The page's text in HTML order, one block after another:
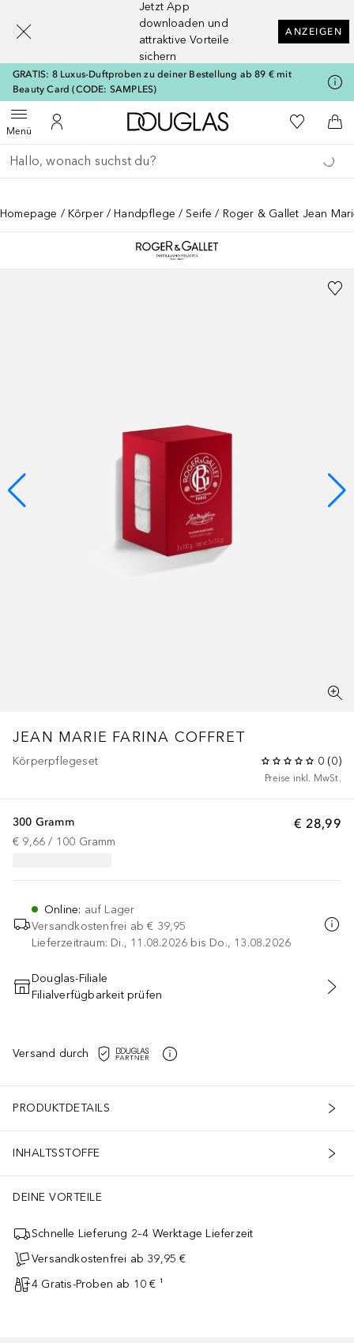
Jetzt App
downloaden und
attraktive Vorteile
sichern
ANZEIGEN
GRATIS: 8 Luxus-Duftproben zu deiner Bestellung ab 89 € mit
Beauty Card (CODE: SAMPLES)
MenüMenü öffnenZu Meinem Kundenkonto
Zur Douglas Startseite
Zu Meiner
Gehe zurück
Suche ausführen
Homepage Körper Handpflege Seife Roger & Gallet Jean
JEAN MARIE FARINA COFFRET
Körperpflegeset 0 (0)
Preise inkl. MwSt.
€ 28,99
300 Gramm
€ 9,66 / 100 Gramm
Online: auf Lager
Versandkostenfrei ab € 39,95
Lieferzeitraum: Di., 11.08.2026 bis Do., 13.08.2026
IN DEN WARENKORB
Douglas-Filiale
Filialverfügbarkeit prüfen
Versand durch
PRODUKTDETAILS
INHALTSSTOFFE
DEINE VORTEILE
Schnelle Lieferung 2–4 Werktage Lieferzeit
Versandkostenfrei ab 39,95 €
4 Gratis-Proben ab 10 € ¹
[navigation.slideout.screenreader]